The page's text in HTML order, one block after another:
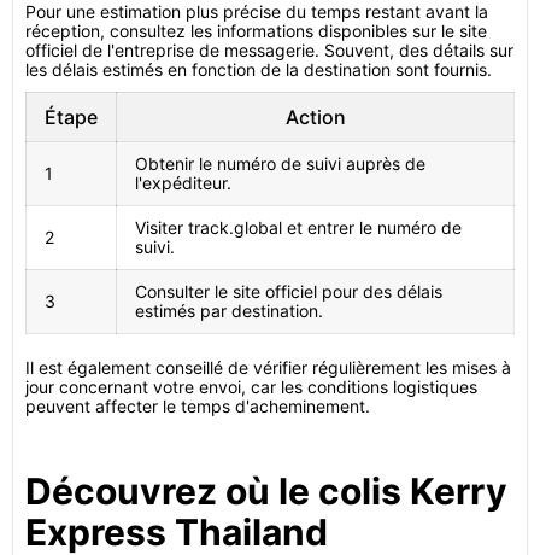
Pour une estimation plus précise du temps restant avant la
réception, consultez les informations disponibles sur le site
officiel de l'entreprise de messagerie. Souvent, des détails sur
les délais estimés en fonction de la destination sont fournis.
Étape Action
1
Obtenir le numéro de suivi auprès de
l'expéditeur.
2
Visiter track.global et entrer le numéro de
suivi.
3
Consulter le site officiel pour des délais
estimés par destination.
Il est également conseillé de vérifier régulièrement les mises à
jour concernant votre envoi, car les conditions logistiques
peuvent affecter le temps d'acheminement.
Découvrez où le colis Kerry
Express Thailand